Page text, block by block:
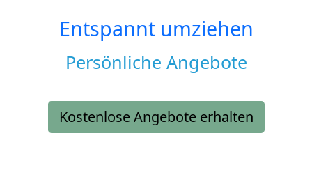
Entspannt umziehen
Persönliche Angebote
Kostenlose Angebote erhalten